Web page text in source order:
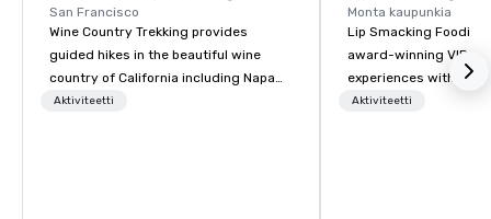
San Francisco
Wine Country Trekking provides
guided hikes in the beautiful wine
country of California including Napa
and Sonoma Valleys. These
Aktiviteetti
Monta kaupunkia
Lip Smacking Foodie
award-winning VIP
experiences with
restaurants
Aktiviteetti